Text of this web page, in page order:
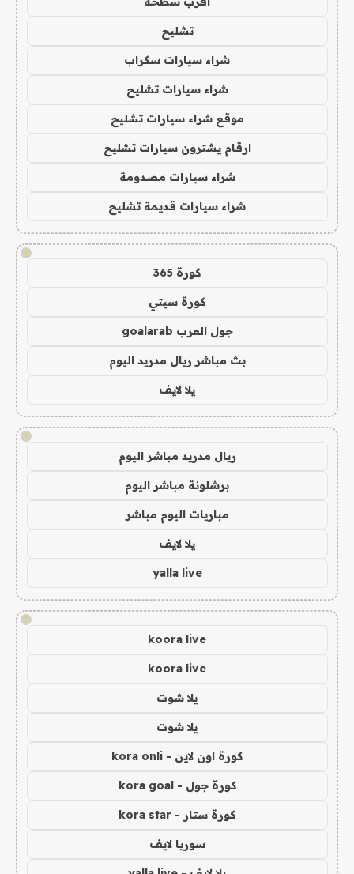
تشليح
شراء سيارات سكراب
شراء سيارات تشليح
موقع شراء سيارات تشليح
ارقام يشترون سيارات تشليح
شراء سيارات مصدومة
شراء سيارات قديمة تشليح
!
كورة 365
كورة سيتي
جول العرب goalarab
بث مباشر ريال مدريد اليوم
يلا لايف
!
ريال مدريد مباشر اليوم
برشلونة مباشر اليوم
مباريات اليوم مباشر
يلا لايف
yalla live
!
koora live
koora live
يلا شوت
يلا شوت
كورة اون لاين - kora onli
كورة جول - kora goal
كورة ستار - kora star
سوريا لايف